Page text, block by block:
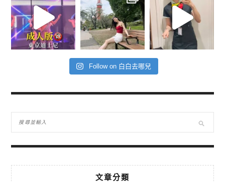
Follow on 白白去哪兒
文章分類